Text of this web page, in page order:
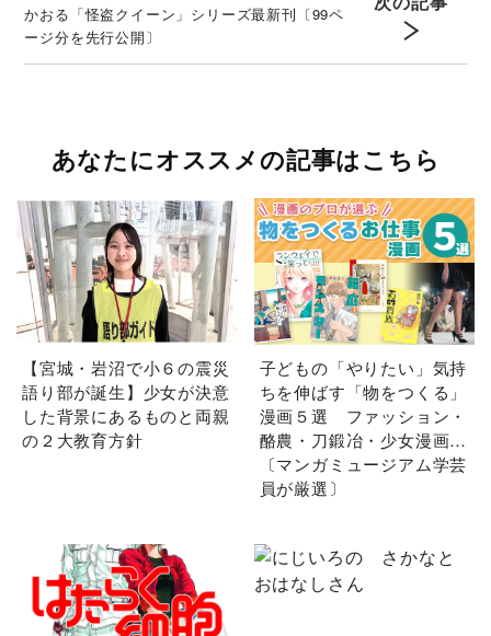
かおる「怪盗クイーン」シリーズ最新刊〔99ペ
ージ分を先行公開〕
あなたにオススメの記事はこちら
【宮城・岩沼で小６の震災
語り部が誕生】少女が決意
した背景にあるものと両親
の２大教育方針
子どもの「やりたい」気持
ちを伸ばす「物をつくる」
漫画５選 ファッション・
酪農・刀鍛冶・少女漫画…
〔マンガミュージアム学芸
員が厳選〕